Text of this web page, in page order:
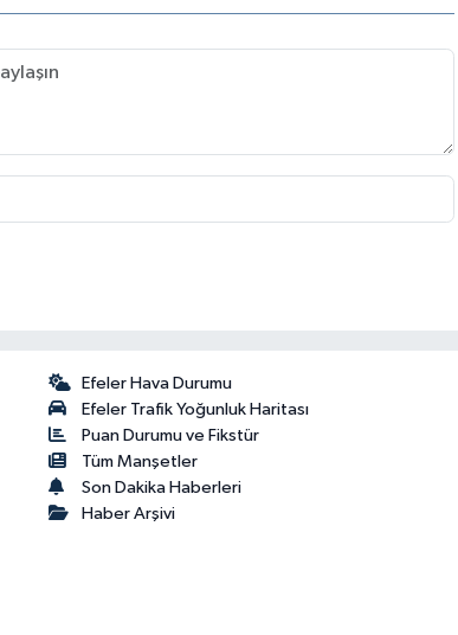
Efeler Hava Durumu
Efeler Trafik Yoğunluk Haritası
Puan Durumu ve Fikstür
Tüm Manşetler
Son Dakika Haberleri
Haber Arşivi